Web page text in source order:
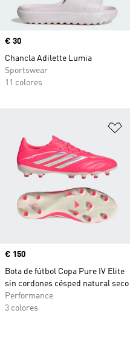
Precio
€ 30
Chancla Adilette Lumia
Sportswear
11 colores
Precio
€ 150
Bota de fútbol Copa Pure IV Elite
sin cordones césped natural seco
Performance
3 colores